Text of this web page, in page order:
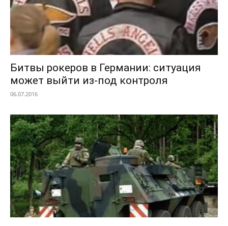
Битвы рокеров в Германии: ситуация
может выйти из-под контроля
06.07.2016